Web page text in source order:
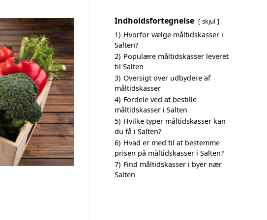
Indholdsfortegnelse skjul
1) Hvorfor vælge måltidskasser i
Salten?
2) Populære måltidskasser leveret
til Salten
3) Oversigt over udbydere af
måltidskasser
4) Fordele ved at bestille
måltidskasser i Salten
5) Hvilke typer måltidskasser kan
du få i Salten?
6) Hvad er med til at bestemme
prisen på måltidskasser i Salten?
7) Find måltidskasser i byer nær
Salten